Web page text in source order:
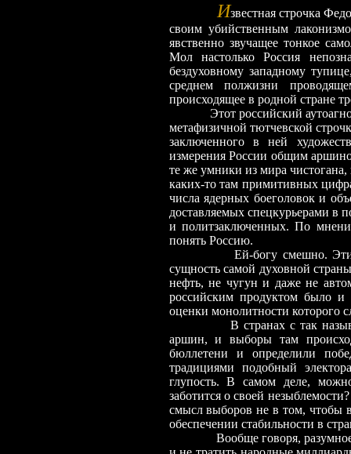
Известная строчка
своим убийственным
явственно звучащее тонкое
Мол настолько Россия
бездуховному западному
среднем полжизни
происходящее в родной стране
Этот российский
метафизичной тютчевской
заключенного в ней
измерения России общим
те же умники из мира
каких-то там примитивных
числа ядерных боеголовок и
доставляемых спецкурьерами в
и политзаключенных. По
понять Россию.
Ей-богу смешно. Этим
сущность самой духовной
нефть, не чугун и даже не
российским продуктом было и
оценки монолитности которого
В странах с так
аршин, и выборы там
бюллетени и определили
традициями подобный
глупость. В самом деле,
заботится о своей
смысл выборов не в том, чтобы
обеспечении стабильности в
Вообще говоря,